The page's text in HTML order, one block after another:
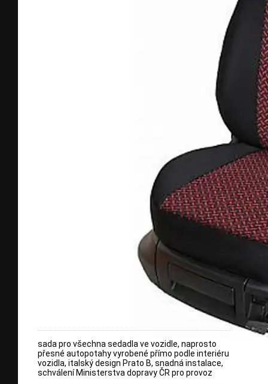
sada pro všechna sedadla ve vozidle, naprosto
přesné autopotahy vyrobené přímo podle interiéru
vozidla, italský design Prato B, snadná instalace,
schválení Ministerstva dopravy ČR pro provoz